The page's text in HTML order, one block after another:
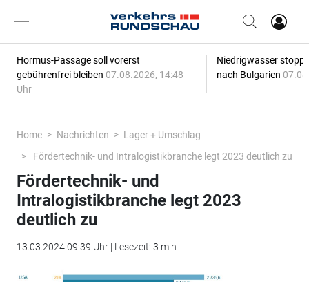
Hormus-Passage soll vorerst
gebührenfrei bleiben 07.08.2026, 14:48
Uhr
Niedrigwasser
nach Bulgarien
Home Nachrichten
Lager + Umschlag
Fördertechnik- und Intralogistikbranche legt 2023 deutlich zu
Fördertechnik- und
Intralogistikbranche legt 2023
deutlich zu
13.03.2024 09:39 Uhr | Lesezeit: 3 min